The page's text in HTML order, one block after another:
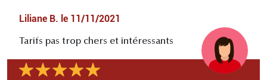
Liliane B. le 11/11/2021
Tarifs pas trop chers et intéressants